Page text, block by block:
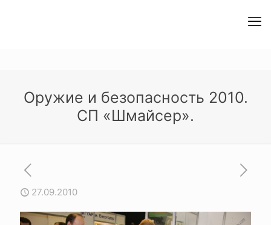
Оружие и безопасность 2010.
СП «Шмайсер».
27.09.2010